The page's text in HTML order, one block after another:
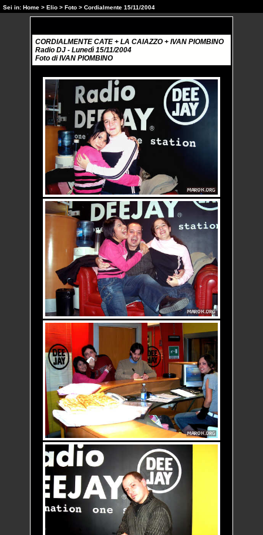
Sei in: Home > Elio > Foto > Cordialmente 15/11/2004
CORDIALMENTE CATE + LA CAIAZZO + IVAN PIOMBINO
Radio DJ - Lunedì 15/11/2004
Foto di IVAN PIOMBINO